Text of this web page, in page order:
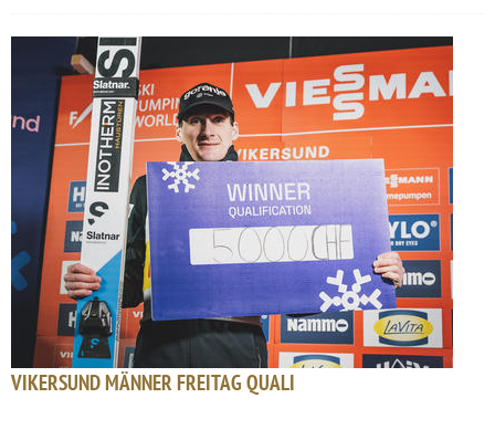
VIKERSUND MÄNNER FREITAG QUALI